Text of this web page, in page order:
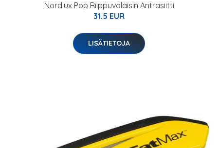
Nordlux Pop Riippuvalaisin Antrasiitti
31.5 EUR
LISÄTIETOJA